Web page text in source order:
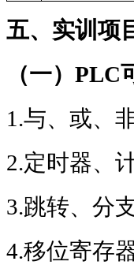
五、实训项
（一） PLC
1.与、或、
2.定时器、
3.跳转、分
4.移位寄存